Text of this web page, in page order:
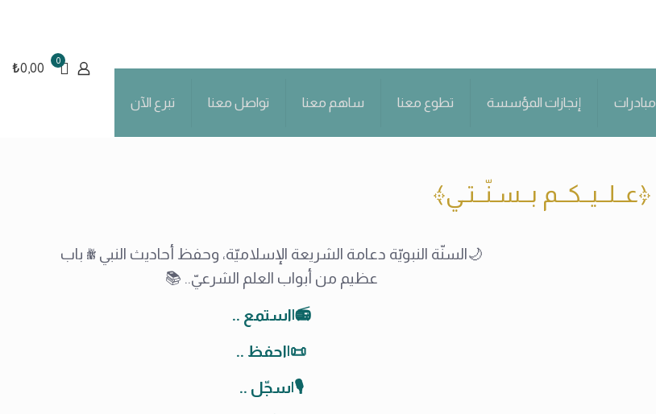
مبادرات إنجازات المؤسسة تطوع معنا ساهم معنا تواصل معنا تبرع الآن
0
₺0,00
﴿عــلــيــكــم بــسـنّــتـي﴾
🌙السنّة النبويّة دعامة الشريعة الإسلاميّة، وحفظ أحاديث النبي ﷺ باب
عظيم من أبواب العلم الشرعيّ.. 📚
📻|استمع ..
📜|احفظ ..
🎙|سجّل ..